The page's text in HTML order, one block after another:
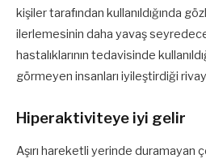
kişiler tarafından kullanıldığında
ilerlemesinin daha yavaş
hastalıklarının tedavisinde
görmeyen insanları iyileştirdiği
Hiperaktiviteye iyi gelir
Aşırı hareketli yerinde duramayan